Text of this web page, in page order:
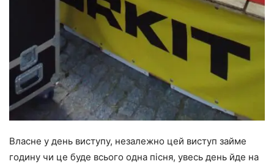
Власне у день виступу, незалежно цей виступ займе
годину чи це буде всього одна пісня, увесь день йде на